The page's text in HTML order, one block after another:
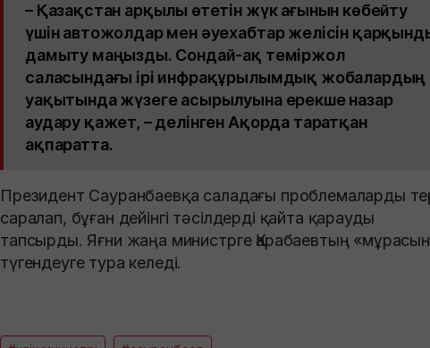
– Қазақстан арқылы өтетін жүк ағынын көбейту
үшін автожолдар мен әуехабтар желісін
дамыту маңызды. Сондай-ақ теміржол
саласындағы ірі инфрақұрылымдық жобалардың
уақытында жүзеге асырылуына ерекше назар
аудару қажет, – делінген Ақорда таратқан
ақпаратта.
Президент Сауранбаевқа саладағы проблемаларды
саралап, бұған дейінгі тәсілдерді қайта қарауды
тапсырды. Яғни жаңа министрге Қарабаевтың
түгендеуге тура келеді.